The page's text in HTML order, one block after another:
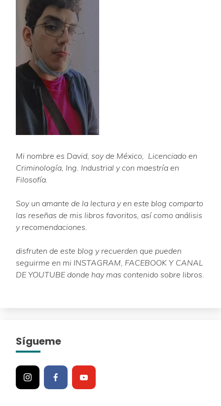
Mi nombre es David, soy de México, Licenciado en
Criminología, Ing. Industrial y con maestría en
Filosofía.
Soy un amante de la lectura y en este blog comparto
las reseñas de mis libros favoritos, así como análisis
y recomendaciones.
disfruten de este blog y recuerden que pueden
seguirme en mi INSTAGRAM, FACEBOOK Y CANAL
DE YOUTUBE donde hay mas contenido sobre libros.
Sígueme